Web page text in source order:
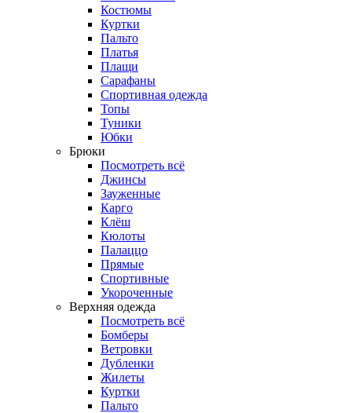
Костюмы
Куртки
Пальто
Платья
Плащи
Сарафаны
Спортивная одежда
Топы
Туники
Юбки
Брюки
Посмотреть всё
Джинсы
Зауженные
Карго
Клёш
Кюлоты
Палаццо
Прямые
Спортивные
Укороченные
Верхняя одежда
Посмотреть всё
Бомберы
Ветровки
Дубленки
Жилеты
Куртки
Пальто